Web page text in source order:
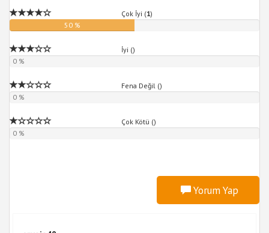
Çok İyi (1)
50 %
İyi ()
0 %
Fena Değil ()
0 %
Çok Kötü ()
0 %
Yorum Yap